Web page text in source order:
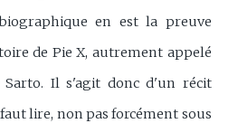
en est la preuve
de Pie X, autrement appelé
Sarto. Il s'agit donc d'un récit
lire, non pas forcément sous